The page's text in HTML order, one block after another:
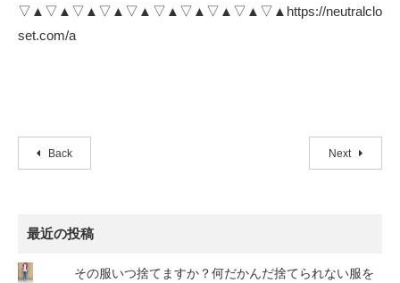
▽▲▽▲▽▲▽▲▽▲▽▲▽▲▽▲▽▲▽▲https://neutralclo
set.com/a
Back Next
最近の投稿
その服いつ捨てますか？何だかんだ捨てられない服を